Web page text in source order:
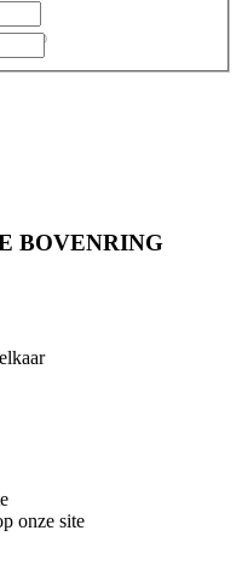
BOVENRING
onze site